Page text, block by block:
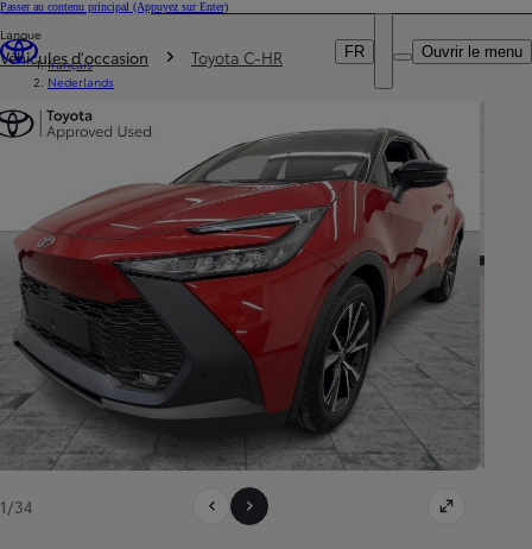
Passer au contenu principal (Appuyez sur Enter)
Professionnel
DEALER NAME
FR
Langue
français
Nederlands
Ouvrir le menu
Vous êtes ici
Véhicules d'occasion Toyota C-HR
1/34